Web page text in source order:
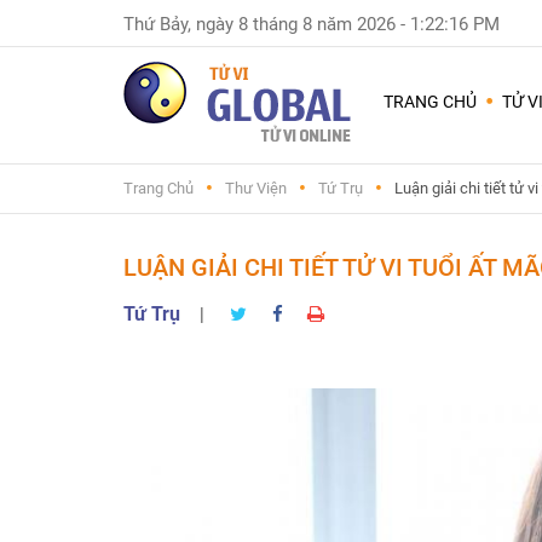
Thứ Bảy, ngày 8 tháng 8 năm 2026 - 1:22:18 PM
TRANG CHỦ TỬ VI
Trang Chủ Thư Viện Tứ Trụ Luận giải chi tiết tử
LUẬN GIẢI CHI TIẾT TỬ VI TUỔI ẤT
Tứ Trụ |
Dùng
Nam